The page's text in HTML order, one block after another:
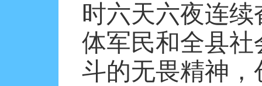
时六天六夜连
体军民和全县
斗的无畏精神